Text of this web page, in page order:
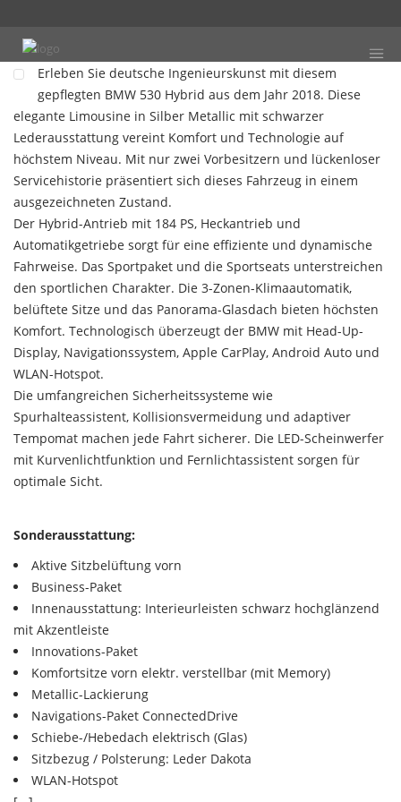
Erleben Sie deutsche Ingenieurskunst mit diesem
gepflegten BMW 530 Hybrid aus dem Jahr 2018. Diese
elegante Limousine in Silber Metallic mit schwarzer
Lederausstattung vereint Komfort und Technologie auf
höchstem Niveau. Mit nur zwei Vorbesitzern und lückenloser
Servicehistorie präsentiert sich dieses Fahrzeug in einem
ausgezeichneten Zustand.
Der Hybrid-Antrieb mit 184 PS, Heckantrieb und
Automatikgetriebe sorgt für eine effiziente und dynamische
Fahrweise. Das Sportpaket und die Sportseats unterstreichen
den sportlichen Charakter. Die 3-Zonen-Klimaautomatik,
belüftete Sitze und das Panorama-Glasdach bieten höchsten
Komfort. Technologisch überzeugt der BMW mit Head-Up-
Display, Navigationssystem, Apple CarPlay, Android Auto und
WLAN-Hotspot.
Die umfangreichen Sicherheitssysteme wie
Spurhalteassistent, Kollisionsvermeidung und adaptiver
Tempomat machen jede Fahrt sicherer. Die LED-Scheinwerfer
mit Kurvenlichtfunktion und Fernlichtassistent sorgen für
optimale Sicht.
Sonderausstattung:
Aktive Sitzbelüftung vorn
Business-Paket
Innenausstattung: Interieurleisten schwarz hochglänzend
mit Akzentleiste
Innovations-Paket
Komfortsitze vorn elektr. verstellbar (mit Memory)
Metallic-Lackierung
Navigations-Paket ConnectedDrive
Schiebe-/Hebedach elektrisch (Glas)
Sitzbezug / Polsterung: Leder Dakota
WLAN-Hotspot